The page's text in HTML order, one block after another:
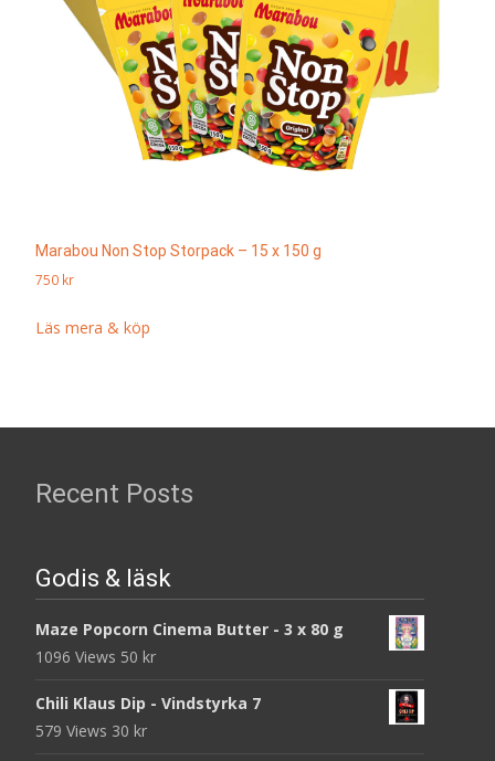
Marabou Non Stop Storpack – 15 x 150 g
750 kr
Läs mera & köp
Recent Posts
Godis & läsk
Maze Popcorn Cinema Butter - 3 x 80 g
1096 Views 50 kr
Chili Klaus Dip - Vindstyrka 7
579 Views 30 kr